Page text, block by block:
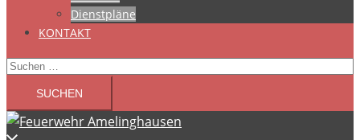
Dienstpläne
KONTAKT
Suchen
nach: